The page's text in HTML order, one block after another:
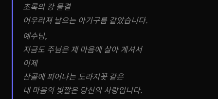
초록의 강 물결
어우러져 날으는 아기구름 같았습니다.
예수님,
지금도 주님은 제 마음에 살아 계셔서
이제
산골에 피어나는 도라지꽃 같은
내 마음의 빛깔은 당신의 사랑입니다.